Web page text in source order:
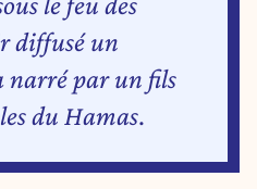
diffusé un
narré par un fils
du Hamas.